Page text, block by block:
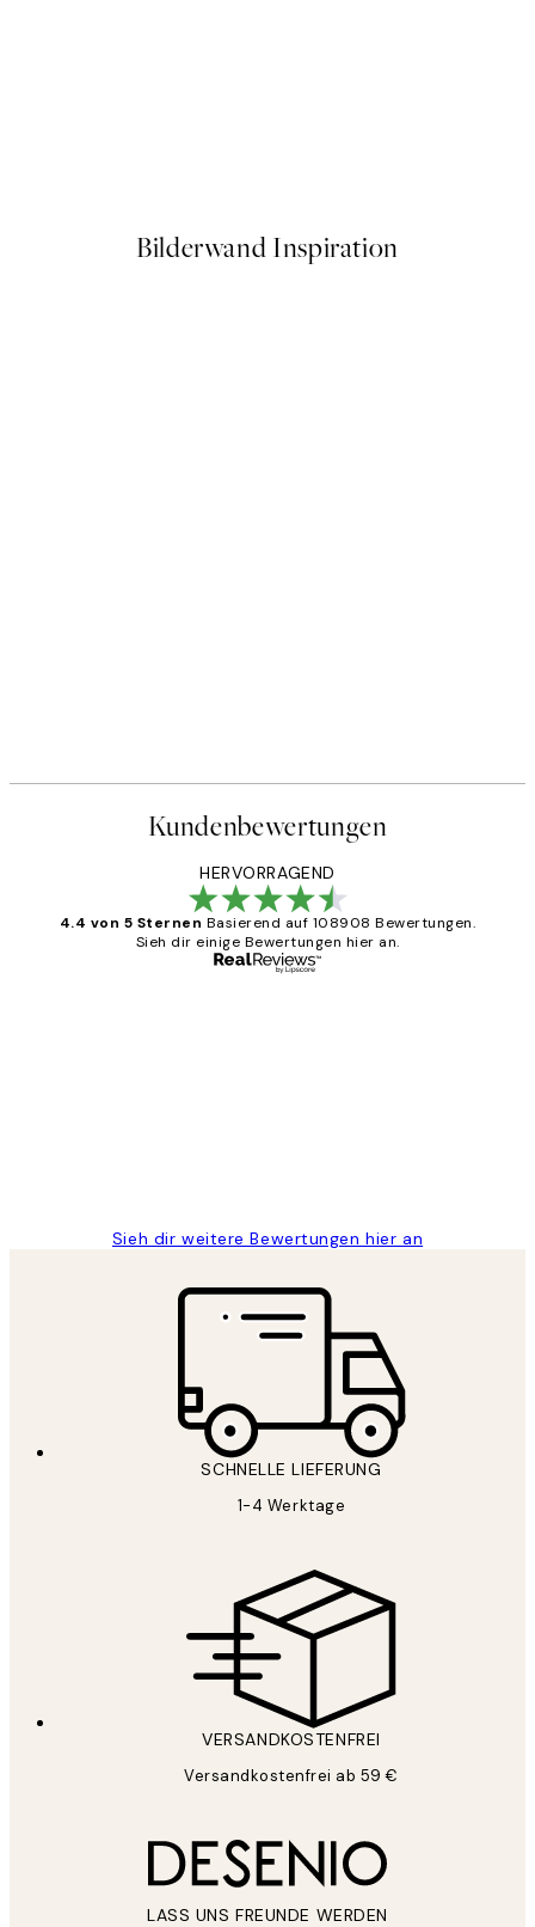
Bilderwand Inspiration
Kundenbewertungen
HERVORRAGEND
4.4 von 5 Sternen Basierend auf 108908 Bewertungen.
Sieh dir einige Bewertungen hier an.
Sieh dir weitere Bewertungen hier an
SCHNELLE LIEFERUNG
1-4 Werktage
VERSANDKOSTENFREI
Versandkostenfrei ab 59 €
LASS UNS FREUNDE WERDEN